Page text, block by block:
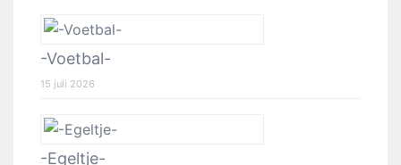
-Voetbal-
15 juli 2026
-Egeltje-